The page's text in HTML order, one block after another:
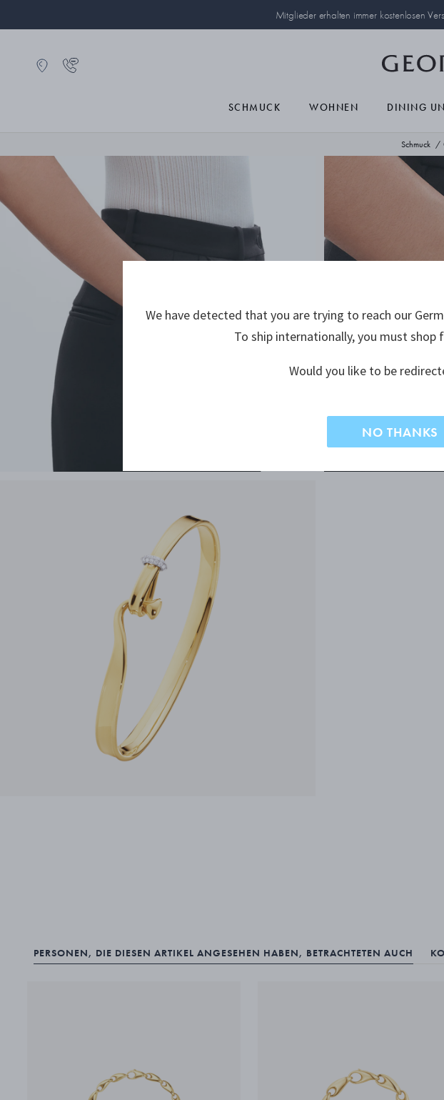
Mitglieder erhalten immer kostenlosen
SCHMUCK WOHNEN DINING
Schmuck
PERSONEN, DIE DIESEN ARTIKEL ANGESEHEN HABEN, BETRACHTETEN AUCH
We have detected that you are trying to reach our
To ship internationally, you must
Would you like to be
NO THANKS